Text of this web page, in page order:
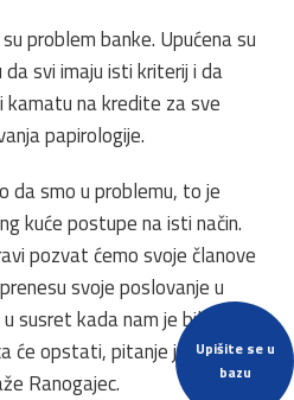
Upišite se u
bazu
problem banke. Upućena su
svi imaju isti kriterij i da
kamatu na kredite za sve
papirologije.
da smo u problemu, to je
kuće postupe na isti način.
pozvat ćemo svoje članove
svoje poslovanje u
susret kada nam je bilo
će opstati, pitanje je hoće li
Ranogajec.